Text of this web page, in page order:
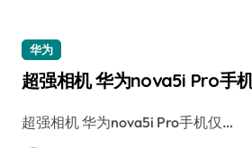
华为
超强相机 华为nova5i Pro手
超强相机 华为nova5i Pro手机仅…